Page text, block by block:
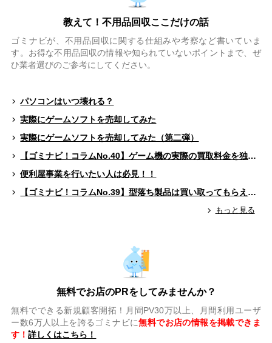
教えて！不用品回収ここだけの話
ゴミナビが、不用品回収に関する仕組みや考察など書いていま
す。お得な不用品回収の情報や知られていないポイントまで、ぜ
ひ業者選びのご参考にしてください。
パソコンはいつ壊れる？
実際にゲームソフトを売却してみた
実際にゲームソフトを売却してみた（第二弾）
【ゴミナビ！コラムNo.40】ゲーム機の実際の買取料金を独自調査！！
便利屋事業を行いたい人は必見！！
【ゴミナビ！コラムNo.39】型落ち製品は買い取ってもらえる？（ゲームソフト編）
もっと見る
無料でお店のPRをしてみませんか？
無料でできる新規顧客開拓！月間PV30万以上、月間利用ユーザ
ー数6万人以上を誇るゴミナビに無料でお店の情報を掲載できま
す！詳しくはこちら！